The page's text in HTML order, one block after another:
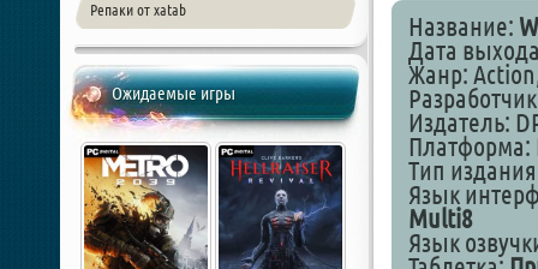
Репаки от xatab
Ожидаемые игры
Название:
Дата
Жанр:
Издатель:
Платформа:
Тип
Язык
Multi8
Язык